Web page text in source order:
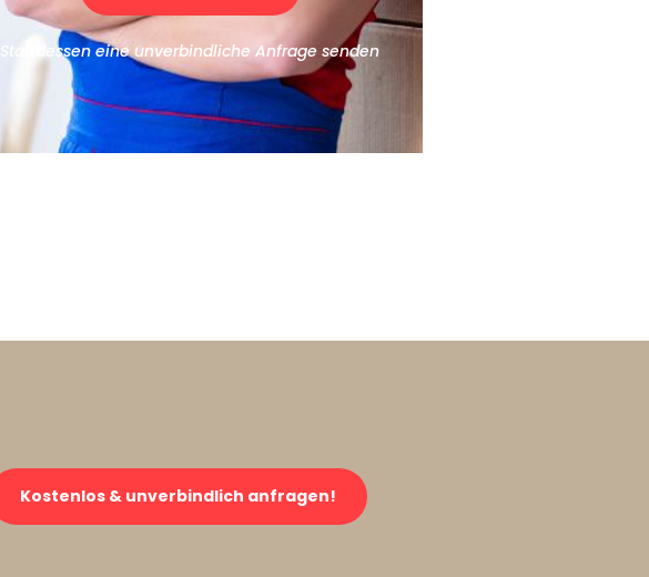
Stattdessen eine unverbindliche Anfrage senden
Kostenlos & unverbindlich anfragen!